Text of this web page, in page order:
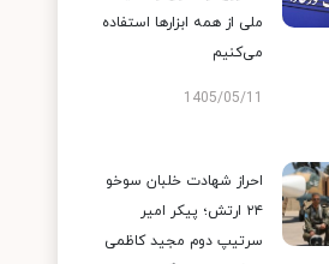
ملی از همه ابزارها استفاده
می‌کنیم
1405/05/11
احراز شهادت خلبان سوخو
۲۴ ارتش؛ پیکر امیر
سرتیپ دوم مجید کاظمی